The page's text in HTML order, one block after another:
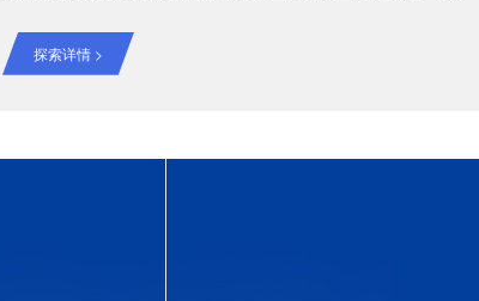
数据中心机房建设2套GLM微模块机房系统，包含UPS不间断电源
疗系统信息化建设的意义显得尤为重要。医院作为一个大型的“服
探索详情 >